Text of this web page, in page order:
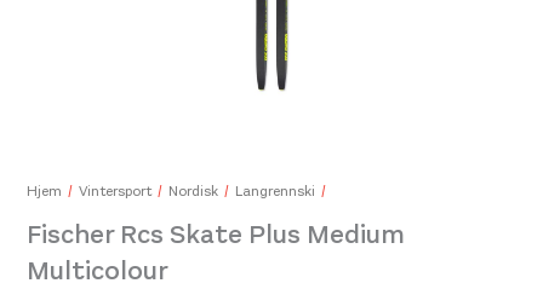
Hjem Vintersport Nordisk Langrennski
Fischer Rcs Skate Plus Medium
Multicolour